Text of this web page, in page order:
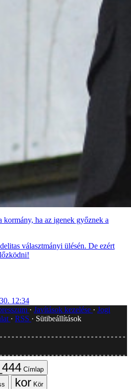
ha az igenek győznek a
választmányi ülésén. De ezért
12:34
Javítások kezelése
Jogi
RSS
Sütibeállítások
Címlap
Kör